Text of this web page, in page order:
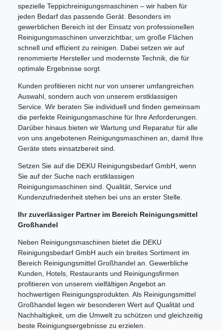
spezielle Teppichreinigungsmaschinen – wir haben für
jeden Bedarf das passende Gerät. Besonders im
gewerblichen Bereich ist der Einsatz von professionellen
Reinigungsmaschinen unverzichtbar, um große Flächen
schnell und effizient zu reinigen. Dabei setzen wir auf
renommierte Hersteller und modernste Technik, die für
optimale Ergebnisse sorgt.
Kunden profitieren nicht nur von unserer umfangreichen
Auswahl, sondern auch von unserem erstklassigen
Service. Wir beraten Sie individuell und finden gemeinsam
die perfekte Reinigungsmaschine für Ihre Anforderungen.
Darüber hinaus bieten wir Wartung und Reparatur für alle
von uns angebotenen Reinigungsmaschinen an, damit Ihre
Geräte stets einsatzbereit sind.
Setzen Sie auf die DEKU Reinigungsbedarf GmbH, wenn
Sie auf der Suche nach erstklassigen
Reinigungsmaschinen sind. Qualität, Service und
Kundenzufriedenheit stehen bei uns an erster Stelle.
Ihr zuverlässiger Partner im Bereich Reinigungsmittel
Großhandel
Neben Reinigungsmaschinen bietet die DEKU
Reinigungsbedarf GmbH auch ein breites Sortiment im
Bereich Reinigungsmittel Großhandel an. Gewerbliche
Kunden, Hotels, Restaurants und Reinigungsfirmen
profitieren von unserem vielfältigen Angebot an
hochwertigen Reinigungsprodukten. Als Reinigungsmittel
Großhandel legen wir besonderen Wert auf Qualität und
Nachhaltigkeit, um die Umwelt zu schützen und gleichzeitig
beste Reinigungsergebnisse zu erzielen.